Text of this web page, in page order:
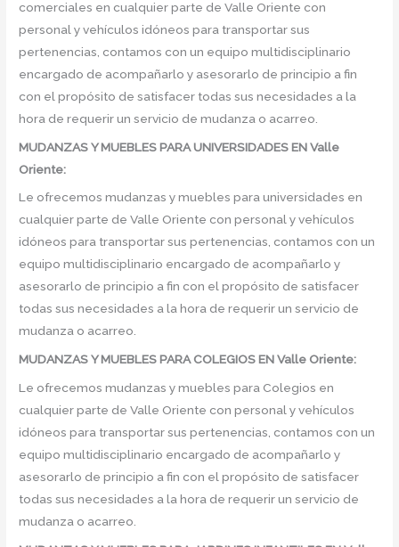
comerciales en cualquier parte de Valle Oriente con
personal y vehículos idóneos para transportar sus
pertenencias, contamos con un equipo multidisciplinario
encargado de acompañarlo y asesorarlo de principio a fin
con el propósito de satisfacer todas sus necesidades a la
hora de requerir un servicio de mudanza o acarreo.
MUDANZAS Y MUEBLES PARA UNIVERSIDADES EN Valle
Oriente:
Le ofrecemos mudanzas y muebles para universidades en
cualquier parte de Valle Oriente con personal y vehículos
idóneos para transportar sus pertenencias, contamos con un
equipo multidisciplinario encargado de acompañarlo y
asesorarlo de principio a fin con el propósito de satisfacer
todas sus necesidades a la hora de requerir un servicio de
mudanza o acarreo.
MUDANZAS Y MUEBLES PARA COLEGIOS EN Valle Oriente:
Le ofrecemos mudanzas y muebles para Colegios en
cualquier parte de Valle Oriente con personal y vehículos
idóneos para transportar sus pertenencias, contamos con un
equipo multidisciplinario encargado de acompañarlo y
asesorarlo de principio a fin con el propósito de satisfacer
todas sus necesidades a la hora de requerir un servicio de
mudanza o acarreo.